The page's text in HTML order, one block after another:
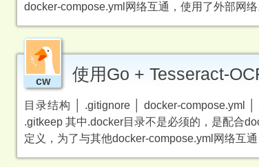
docker-compose.yml网络互通，使用了外部网
cw 使用Go + Tesseract-
目录结构 │ .gitignore │ docker-compose.yml
.gitkeep 其中.docker目录不是必须的，是配合
定义，为了与其他docker-compose.yml网络互